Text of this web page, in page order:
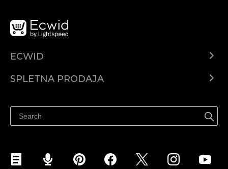
ECWID
SPLETNA PRODAJA
Prodaja na Instagramu